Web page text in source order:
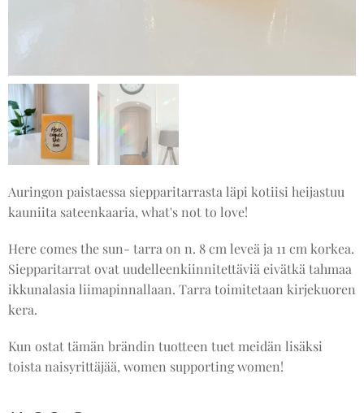
Auringon paistaessa siepparitarrasta läpi kotiisi heijastuu
kauniita sateenkaaria, what's not to love!
Here comes the sun- tarra on n. 8 cm leveä ja 11 cm korkea.
Siepparitarrat ovat uudelleenkiinnitettäviä eivätkä tahmaa
ikkunalasia liimapinnallaan. Tarra toimitetaan kirjekuoren
kera.
Kun ostat tämän brändin tuotteen tuet meidän lisäksi
toista naisyrittäjää, women supporting women!